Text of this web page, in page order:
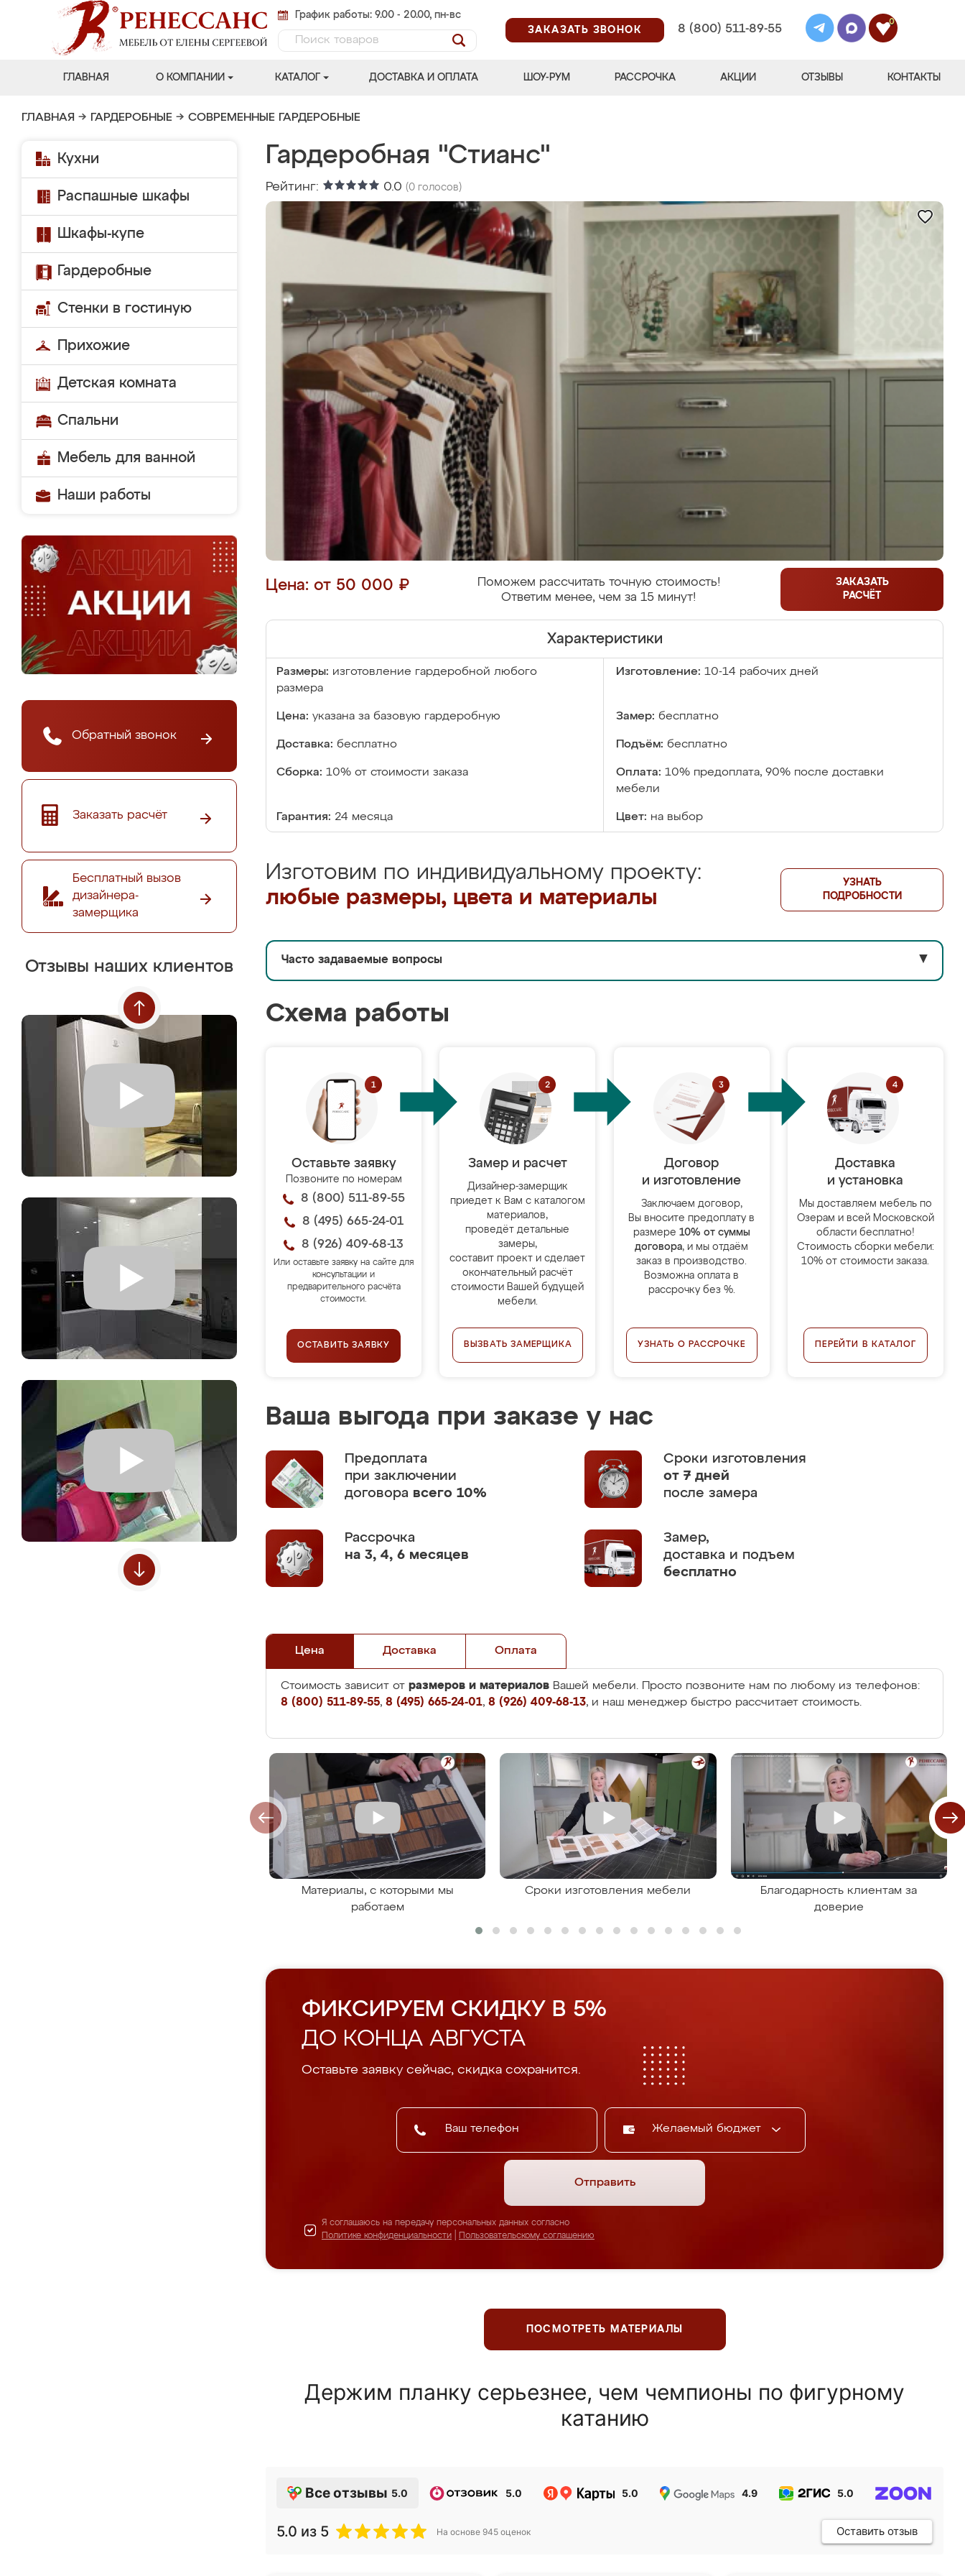
График работы: 9.00 - 20.00, пн-вс
ЗАКАЗАТЬ ЗВОНОК
8 (800) 511-89-55
0
ГЛАВНАЯ О КОМПАНИИ КАТАЛОГ ДОСТАВКА И ОПЛАТА ШОУ-РУМ РАССРОЧКА АКЦИИ ОТЗЫВЫ КОНТАКТЫ
ГЛАВНАЯ → ГАРДЕРОБНЫЕ → СОВРЕМЕННЫЕ ГАРДЕРОБНЫЕ
Кухни
Распашные шкафы
Шкафы-купе
Гардеробные
Стенки в гостиную
Прихожие
Детская комната
Спальни
Мебель для ванной
Наши работы
Обратный звонок
Заказать расчёт
Бесплатный вызов
дизайнера-
замерщика
Отзывы наших клиентов
Гардеробная "Стианс"
Рейтинг: 0.0 (0 голосов)
Цена: от 50 000 ₽
Поможем рассчитать точную стоимость!
Ответим менее, чем за 15 минут!
ЗАКАЗАТЬ
РАСЧЁТ
Характеристики
Размеры: изготовление гардеробной любого
размера
Изготовление: 10-14 рабочих дней
Цена: указана за базовую гардеробную Замер: бесплатно
Доставка: бесплатно Подъём: бесплатно
Сборка: 10% от стоимости заказа Оплата: 10% предоплата, 90% после доставки
мебели
Гарантия: 24 месяца Цвет: на выбор
Изготовим по индивидуальному проекту:
любые размеры, цвета и материалы
УЗНАТЬ
ПОДРОБНОСТИ
Часто задаваемые вопросы ▼
Схема работы
Оставьте заявку
Позвоните по номерам
8 (800) 511-89-55
8 (495) 665-24-01
8 (926) 409-68-13
Или оставьте заявку на сайте для
консультации и
предварительного расчёта
стоимости.
ОСТАВИТЬ ЗАЯВКУ
Замер и расчет
Дизайнер-замерщик
приедет к Вам с каталогом
материалов,
проведёт детальные
замеры,
составит проект и сделает
окончательный расчёт
стоимости Вашей будущей
мебели.
ВЫЗВАТЬ ЗАМЕРЩИКА
Договор
и изготовление
Заключаем договор,
Вы вносите предоплату в
размере 10% от суммы
договора, и мы отдаём
заказ в производство.
Возможна оплата в
рассрочку без %.
УЗНАТЬ О РАССРОЧКЕ
Доставка
и установка
Мы доставляем мебель по
Озерам и всей Московской
области бесплатно!
Стоимость сборки мебели:
10% от стоимости заказа.
ПЕРЕЙТИ В КАТАЛОГ
Ваша выгода при заказе у нас
Предоплата
при заключении
договора всего 10%
Сроки изготовления
от 7 дней
после замера
Рассрочка
на 3, 4, 6 месяцев
Замер,
доставка и подъем
бесплатно
Цена Доставка Оплата
Стоимость зависит от размеров и материалов Вашей мебели. Просто позвоните нам по любому из телефонов:
8 (800) 511-89-55, 8 (495) 665-24-01, 8 (926) 409-68-13, и наш менеджер быстро рассчитает стоимость.
Материалы, с которыми мы
работаем
Сроки изготовления мебели
Благодарность клиентам за
доверие
ФИКСИРУЕМ СКИДКУ В 5%
ДО КОНЦА АВГУСТА
Оставьте заявку сейчас, скидка сохранится.
Желаемый бюджет
Отправить
Я соглашаюсь на передачу персональных данных согласно
Политике конфиденциальности
Пользовательскому соглашению
ПОСМОТРЕТЬ МАТЕРИАЛЫ
Держим планку серьезнее, чем чемпионы по фигурному
катанию
Все отзывы 5.0 5.0 5.0 4.9 5.0
5.0 из 5 На основе 945 оценок Оставить отзыв